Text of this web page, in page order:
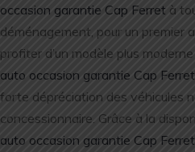
occasion garantie Cap Ferret à
déménagement, pour un premier
profiter d’un modèle plus
auto occasion garantie Cap Ferret
forte dépréciation des véhicules
concessionnaire. Grâce à la
auto occasion garantie Cap Ferret